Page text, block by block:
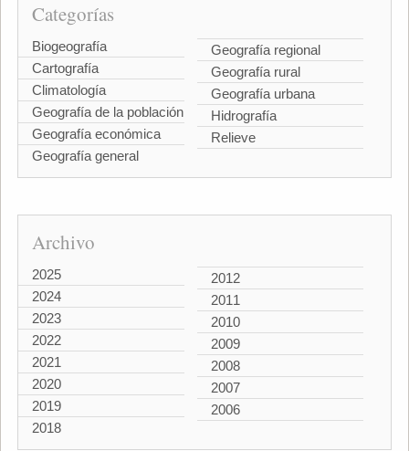
Categorías
Biogeografía
Cartografía
Climatología
Geografía de la población
Geografía económica
Geografía general
Geografía regional
Geografía rural
Geografía urbana
Hidrografía
Relieve
Archivo
2025
2024
2023
2022
2021
2020
2019
2018
2012
2011
2010
2009
2008
2007
2006